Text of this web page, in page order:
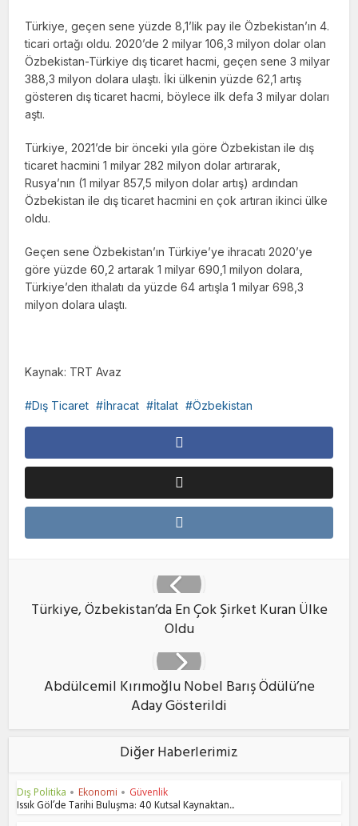
Türkiye, geçen sene yüzde 8,1’lik pay ile Özbekistan’ın 4.
ticari ortağı oldu. 2020’de 2 milyar 106,3 milyon dolar olan
Özbekistan-Türkiye dış ticaret hacmi, geçen sene 3 milyar
388,3 milyon dolara ulaştı. İki ülkenin yüzde 62,1 artış
gösteren dış ticaret hacmi, böylece ilk defa 3 milyar doları
aştı.
Türkiye, 2021’de bir önceki yıla göre Özbekistan ile dış
ticaret hacmini 1 milyar 282 milyon dolar artırarak,
Rusya’nın (1 milyar 857,5 milyon dolar artış) ardından
Özbekistan ile dış ticaret hacmini en çok artıran ikinci ülke
oldu.
Geçen sene Özbekistan’ın Türkiye’ye ihracatı 2020’ye
göre yüzde 60,2 artarak 1 milyar 690,1 milyon dolara,
Türkiye’den ithalatı da yüzde 64 artışla 1 milyar 698,3
milyon dolara ulaştı.
Kaynak: TRT Avaz
Dış Ticaret İhracat İtalat Özbekistan
Türkiye, Özbekistan’da En Çok Şirket Kuran Ülke
Oldu
Abdülcemil Kırımoğlu Nobel Barış Ödülü’ne
Aday Gösterildi
Diğer Haberlerimiz
Dış Politika • Ekonomi • Güvenlik
Issık Göl’de Tarihi Buluşma: 40 Kutsal Kaynaktan...